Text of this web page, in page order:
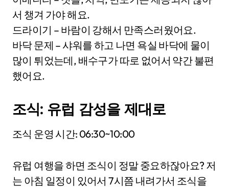
서 챙겨 가야 해요.
드라이기 – 바람이 강해서 만족스러웠어요.
바닥 문제 – 샤워를 하고 나면 욕실 바닥에 물이
많이 튀었는데, 배수구가 따로 없어서 약간 불편
했어요.
조식: 유럽 감성을 제대로
조식 운영 시간: 06:30~10:00
유럽 여행을 하면 조식이 정말 중요하잖아요? 저
는 아침 일정이 있어서 7시쯤 내려가서 조식을